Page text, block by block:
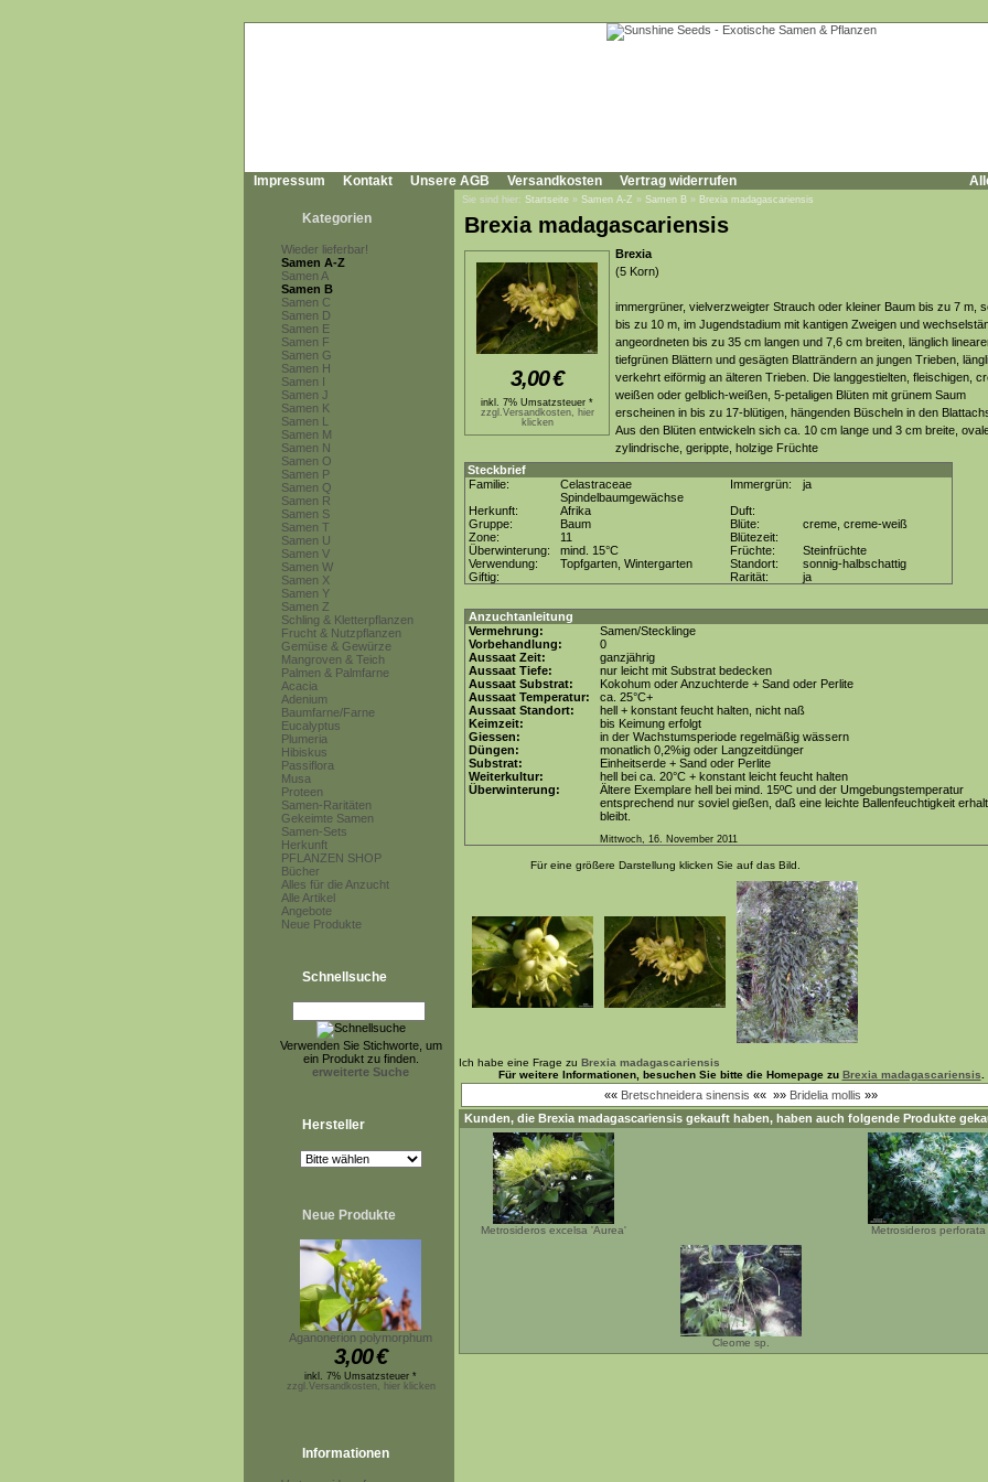
Impressum Kontakt Unsere AGB Versandkosten Vertrag widerrufen
Kategorien
Wieder lieferbar!
Samen A-Z
Samen A
Samen B
Samen C
Samen D
Samen E
Samen F
Samen G
Samen H
Samen I
Samen J
Samen K
Samen L
Samen M
Samen N
Samen O
Samen P
Samen Q
Samen R
Samen S
Samen T
Samen U
Samen V
Samen W
Samen X
Samen Y
Samen Z
Schling & Kletterpflanzen
Frucht & Nutzpflanzen
Gemüse & Gewürze
Mangroven & Teich
Palmen & Palmfarne
Acacia
Adenium
Baumfarne/Farne
Eucalyptus
Plumeria
Hibiskus
Passiflora
Musa
Proteen
Samen-Raritäten
Gekeimte Samen
Samen-Sets
Herkunft
PFLANZEN SHOP
Bücher
Alles für die Anzucht
Alle Artikel
Angebote
Neue Produkte
Schnellsuche
Verwenden Sie Stichworte, um
ein Produkt zu finden.
erweiterte Suche
Hersteller
Neue Produkte
Aganonerion polymorphum
3,00€
inkl. 7% Umsatzsteuer *
zzgl.Versandkosten, hier klicken
Informationen
Sie sind hier: Startseite » Samen A-Z » Samen B » Brexia madagascariensis
Brexia madagascariensis
3,00€
inkl. 7% Umsatzsteuer *
zzgl.Versandkosten, hier
klicken
Brexia
(5 Korn)
immergrüner, vielverzweigter Strauch oder kleiner Baum bis zu 7 m,
bis zu 10 m, im Jugendstadium mit kantigen Zweigen und
angeordneten bis zu 35 cm langen und 7,6 cm breiten, länglich
tiefgrünen Blättern und gesägten Blatträndern an jungen Trieben,
verkehrt eiförmig an älteren Trieben. Die langgestielten, fleischigen,
weißen oder gelblich-weißen, 5-petaligen Blüten mit grünem Saum
erscheinen in bis zu 17-blütigen, hängenden Büscheln in den
Aus den Blüten entwickeln sich ca. 10 cm lange und 3 cm breite,
zylindrische, gerippte, holzige Früchte
Steckbrief
Familie:
Celastraceae
Spindelbaumgewächse
Immergrün:
ja
Herkunft:
Afrika
Duft:
Gruppe:
Baum Blüte:
creme, creme-weiß
Zone:
11
Blütezeit:
Überwinterung:
mind. 15°C Früchte:
Steinfrüchte
Verwendung:
Topfgarten, Wintergarten Standort:
sonnig-halbschattig
Giftig:
Rarität: ja
Anzuchtanleitung
Vermehrung:
Samen/Stecklinge
Vorbehandlung:
0
Aussaat Zeit:
ganzjährig
Aussaat Tiefe:
nur leicht mit Substrat bedecken
Aussaat Substrat:
Kokohum oder Anzuchterde + Sand oder Perlite
Aussaat Temperatur:
ca. 25°C+
Aussaat Standort:
hell + konstant feucht halten, nicht naß
Keimzeit:
bis Keimung erfolgt
Giessen:
in der Wachstumsperiode regelmäßig wässern
Düngen:
monatlich 0,2%ig oder Langzeitdünger
Substrat:
Einheitserde + Sand oder Perlite
Weiterkultur:
hell bei ca. 20°C + konstant leicht feucht halten
Überwinterung:
Ältere Exemplare hell bei mind. 15ºC und der Umgebungstemperatur
entsprechend nur soviel gießen, daß eine leichte Ballenfeuchtigkeit
bleibt.
Mittwoch, 16. November 2011
Für eine größere Darstellung klicken Sie auf das Bild.
Ich habe eine Frage zu Brexia madagascariensis
Für weitere Informationen, besuchen Sie bitte die Homepage zu Brexia madagascariensis
«« Bretschneidera sinensis «« »» Bridelia mollis »»
Kunden, die Brexia madagascariensis gekauft haben, haben auch folgende Produkte
Metrosideros excelsa 'Aurea' Metrosideros perforata
Cleome sp.